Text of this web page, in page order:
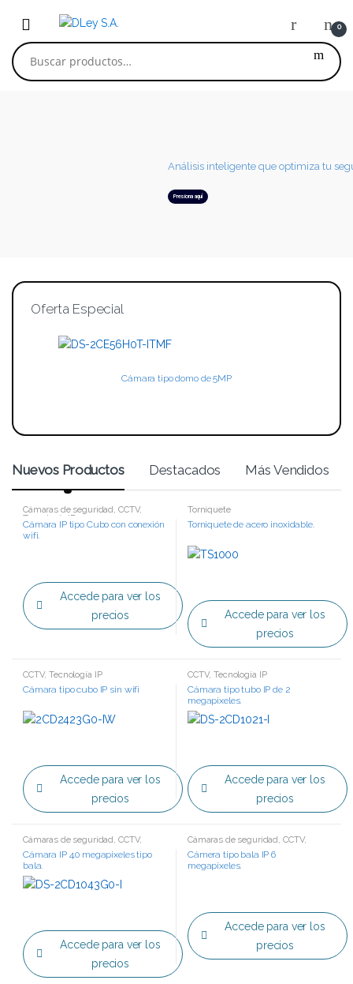
0
Buscar por:
Análisis inteligente que optimiza tu
Presiona aquí
Oferta Especial
Cámara tipo domo de 5MP
Nuevos Productos Destacados Más Vendidos
Cámaras de seguridad, CCTV,
Tecnología IP
Cámara IP tipo Cubo con conexión
wifi.
Accede para ver los
precios
Torniquete
Torniquete de acero inoxidable.
Accede para ver los
precios
CCTV,Tecnología IP
Cámara tipo cubo IP sin wifi
Accede para ver los
precios
CCTV,Tecnología IP
Cámara tipo tubo IP de 2
megapixeles.
Accede para ver los
precios
Cámaras de seguridad, CCTV,
Cámara IP 4.0 megapixeles tipo
bala.
Accede para ver los
precios
Cámaras de seguridad, CCTV,
Cámera tipo bala IP 6
megapixeles.
Accede para ver los
precios